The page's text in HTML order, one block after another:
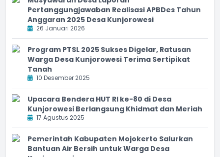
Pertanggungjawaban Realisasi APBDes Tahun
Anggaran 2025 Desa Kunjorowesi
26 Januari 2026
Program PTSL 2025 Sukses Digelar, Ratusan
Warga Desa Kunjorowesi Terima Sertipikat
Tanah
10 Desember 2025
Upacara Bendera HUT RI ke-80 di Desa
Kunjorowesi Berlangsung Khidmat dan Meriah
17 Agustus 2025
Pemerintah Kabupaten Mojokerto Salurkan
Bantuan Air Bersih untuk Warga Desa